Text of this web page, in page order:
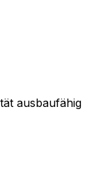
ausbaufähig